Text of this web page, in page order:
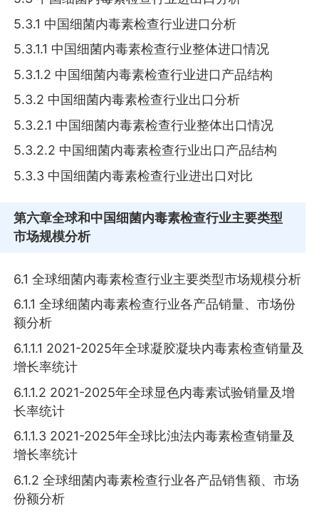
5.3.1 中国细菌内毒素检查行业进口分析
5.3.1.1 中国细菌内毒素检查行业整体进口情况
5.3.1.2 中国细菌内毒素检查行业进口产品结构
5.3.2 中国细菌内毒素检查行业出口分析
5.3.2.1 中国细菌内毒素检查行业整体出口情况
5.3.2.2 中国细菌内毒素检查行业出口产品结构
5.3.3 中国细菌内毒素检查行业进出口对比
第六章全球和中国细菌内毒素检查行业主要类型
市场规模分析
6.1 全球细菌内毒素检查行业主要类型市场规模分析
6.1.1 全球细菌内毒素检查行业各产品销量、市场份
额分析
6.1.1.1 2021-2025年全球凝胶凝块内毒素检查销量及
增长率统计
6.1.1.2 2021-2025年全球显色内毒素试验销量及增
长率统计
6.1.1.3 2021-2025年全球比浊法内毒素检查销量及
增长率统计
6.1.2 全球细菌内毒素检查行业各产品销售额、市场
份额分析